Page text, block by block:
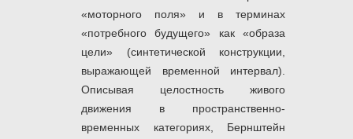
«моторного поля» и в терминах
«потребного будущего» как «образа
цели» (синтетической конструкции,
выражающей временной интервал).
Описывая целостность живого
движения в пространственно-
временных категориях, Бернштейн